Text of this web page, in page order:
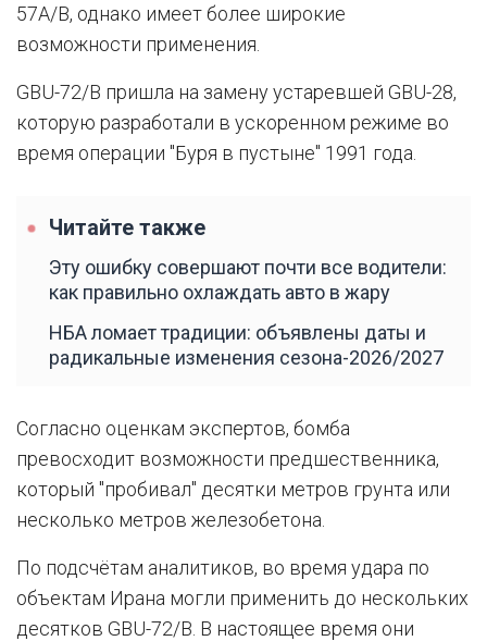
57A/B, однако имеет более широкие
возможности применения.
GBU-72/B пришла на замену устаревшей GBU-28,
которую разработали в ускоренном режиме во
время операции "Буря в пустыне" 1991 года.
Читайте также
Эту ошибку совершают почти все водители:
как правильно охлаждать авто в жару
НБА ломает традиции: объявлены даты и
радикальные изменения сезона-2026/2027
Согласно оценкам экспертов, бомба
превосходит возможности предшественника,
который "пробивал" десятки метров грунта или
несколько метров железобетона.
По подсчётам аналитиков, во время удара по
объектам Ирана могли применить до нескольких
десятков GBU-72/B. В настоящее время они